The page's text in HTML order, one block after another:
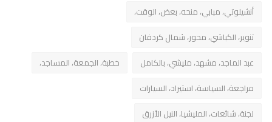
أنشيلوتي، مبابي، منحه، بعض، الوقت،
تنوير، الكباشي، محور، شمال كردفان
عبد الماجد، مشهد، مليشي، بالكامل
خطبة، الجمعة، المساجد،
مراجعة، السياسة، استيراد، السيارات
لجنة، شائعات، المليشيا، النيل الأزرق